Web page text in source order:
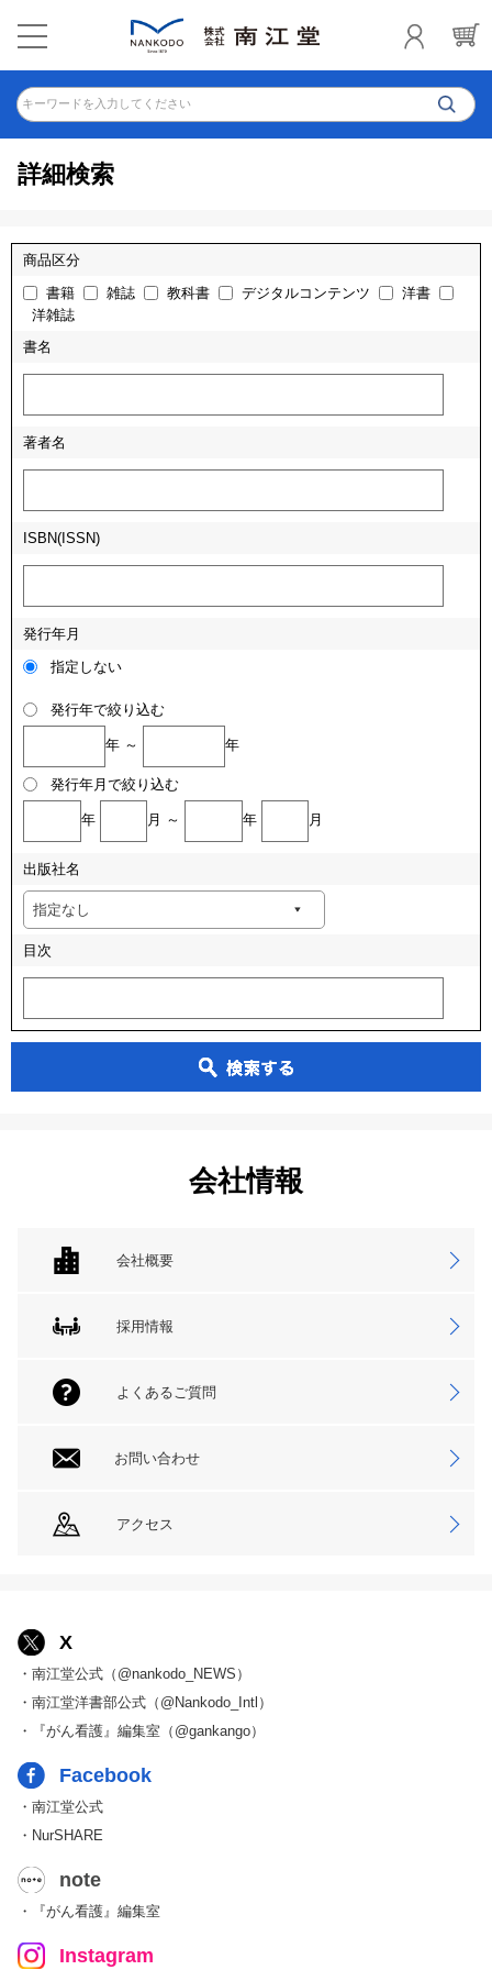
キーワードを入力してください
詳細検索
商品区分
書籍 雑誌 教科書 デジタルコンテンツ
洋書
洋雑誌
書名
著者名
ISBN(ISSN)
発行年月
指定しない
発行年で絞り込む
年 ～ 年
発行年月で絞り込む
年 月 ～ 年 月
出版社名
目次
会社情報
会社概要
採用情報
よくあるご質問
お問い合わせ
アクセス
X
・南江堂公式（@nankodo_NEWS）
・南江堂洋書部公式（@Nankodo_Intl）
・『がん看護』編集室（@gankango）
Facebook
・南江堂公式
・NurSHARE
note
・『がん看護』編集室
Instagram